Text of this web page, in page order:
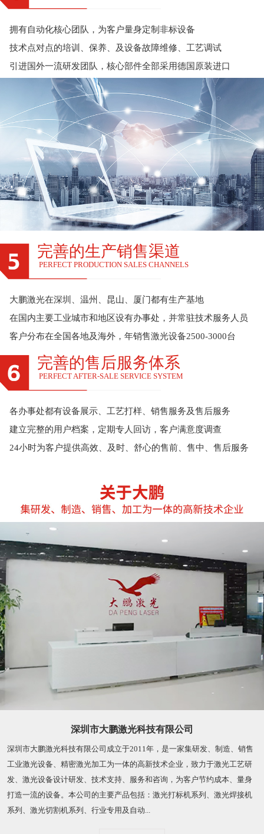
拥有自动化核心团队，为客户量身定制非标设备
技术点对点的培训、保养、及设备故障维修、工艺调试
引进国外一流研发团队，核心部件全部采用德国原装进口
完善的生产销售渠道
PERFECT PRODUCTION SALES CHANNELS
大鹏激光在深圳、温州、昆山、厦门都有生产基地
在国内主要工业城市和地区设有办事处，并常驻技术服务人员
客户分布在全国各地及海外，年销售激光设备2500-3000台
完善的售后服务体系
PERFECT AFTER-SALE SERVICE SYSTEM
各办事处都有设备展示、工艺打样、销售服务及售后服务
建立完整的用户档案，定期专人回访，客户满意度调查
24小时为客户提供高效、及时、舒心的售前、售中、售后服务
深圳市大鹏激光科技有限公司
深圳市大鹏激光科技有限公司成立于2011年，是一家集研发、制造、销售
工业激光设备、精密激光加工为一体的高新技术企业，致力于激光工艺研
发、激光设备设计研发、技术支持、服务和咨询，为客户节约成本、量身
打造一流的设备。本公司的主要产品包括：激光打标机系列、激光焊接机
系列、激光切割机系列、行业专用及自动...